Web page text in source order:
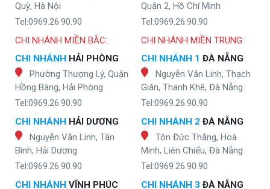
Quỳ, Hà Nội
Tel:0969.26.90.90
Quận 2, Hồ Chí Minh
Tel:0969.26.90.90
CHI NHÁNH MIỀN BẮC:
CHI NHÁNH HẢI PHÒNG
Phường Thượng Lý, Quận
Hồng Bàng, Hải Phòng
Tel:0969.26.90.90
CHI NHÁNH HẢI DƯƠNG
Nguyễn Văn Linh, Tân
Bình, Hải Dương
Tel:0969.26.90.90
CHI NHÁNH VĨNH PHÚC
CHI NHÁNH MIỀN TRUNG:
CHI NHÁNH 1 ĐÀ NẴNG
Nguyễn Văn Linh, Thạch
Gián, Thanh Khê, Đà Nẵng
Tel:0969.26.90.90
CHI NHÁNH 2 ĐÀ NẴNG
Tôn Đức Thắng, Hoà
Minh, Liên Chiểu, Đà Nẵng
Tel:0969.26.90.90
CHI NHÁNH 3 ĐÀ NẴNG